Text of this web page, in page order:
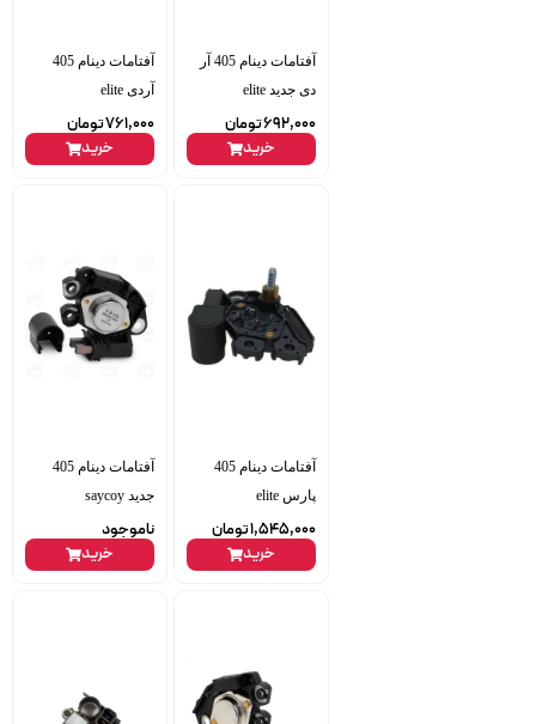
آفتامات دینام 405 آر
دی جدید elite
692,000تومان
خرید
آفتامات دینام 405
آردی elite
761,000تومان
خرید
آفتامات دینام 405
پارس elite
1,545,000تومان
خرید
آفتامات دینام 405
جدید saycoy
ناموجود
خرید